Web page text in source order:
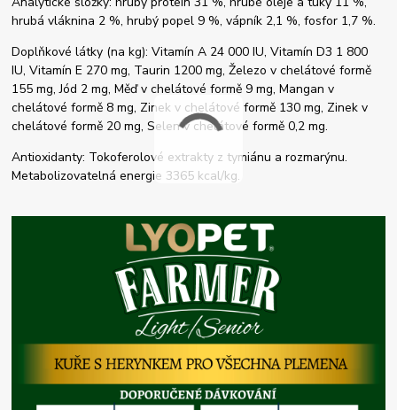
hrubá vláknina 2 %, hrubý popel 9 %, vápník 2,1 %, fosfor 1,7 %.
Doplňkové látky (na kg): Vitamín A 24 000 IU, Vitamín D3 1 800
IU, Vitamín E 270 mg, Taurin 1200 mg, Železo v chelátové formě
155 mg, Jód 2 mg, Měď v chelátové formě 9 mg, Mangan v
chelátové formě 8 mg, Zinek v chelátové formě 130 mg, Zinek v
chelátové formě 20 mg, Selen v chelátové formě 0,2 mg.
Antioxidanty: Tokoferolové extrakty z tymiánu a rozmarýnu.
Metabolizovatelná energie 3365 kcal/kg.